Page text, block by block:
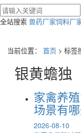
全站搜索 兽药厂家饲料厂
当前位置： 首页 > 标签
银黄蟾独
家禽养
场景有
2026-08-10